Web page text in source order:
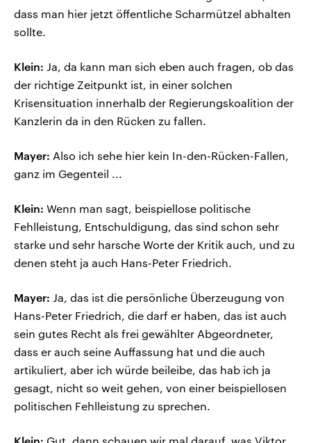
dass man hier jetzt öffentliche Scharmützel abhalten
sollte.
Klein: Ja, da kann man sich eben auch fragen, ob das
der richtige Zeitpunkt ist, in einer solchen
Krisensituation innerhalb der Regierungskoalition der
Kanzlerin da in den Rücken zu fallen.
Mayer: Also ich sehe hier kein In-den-Rücken-Fallen,
ganz im Gegenteil ...
Klein: Wenn man sagt, beispiellose politische
Fehlleistung, Entschuldigung, das sind schon sehr
starke und sehr harsche Worte der Kritik auch, und zu
denen steht ja auch Hans-Peter Friedrich.
Mayer: Ja, das ist die persönliche Überzeugung von
Hans-Peter Friedrich, die darf er haben, das ist auch
sein gutes Recht als frei gewählter Abgeordneter,
dass er auch seine Auffassung hat und die auch
artikuliert, aber ich würde beileibe, das hab ich ja
gesagt, nicht so weit gehen, von einer beispiellosen
politischen Fehlleistung zu sprechen.